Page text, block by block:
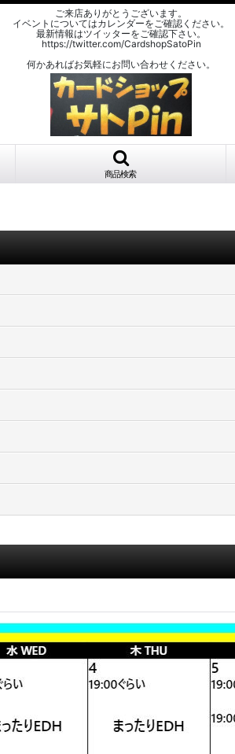
ご来店ありがとうございます。
イベントについてはカレンダーをご確認ください。
最新情報はツイッターをご確認下さい。
https://twitter.com/CardshopSatoPin
何かあればお気軽にお問い合わせください。
商品検索